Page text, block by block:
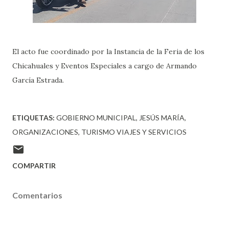
El acto fue coordinado por la Instancia de la Feria de los
Chicahuales y Eventos Especiales a cargo de Armando
García Estrada.
ETIQUETAS: GOBIERNO MUNICIPAL
JESÚS MARÍA
ORGANIZACIONES TURISMO VIAJES Y SERVICIOS
COMPARTIR
Comentarios